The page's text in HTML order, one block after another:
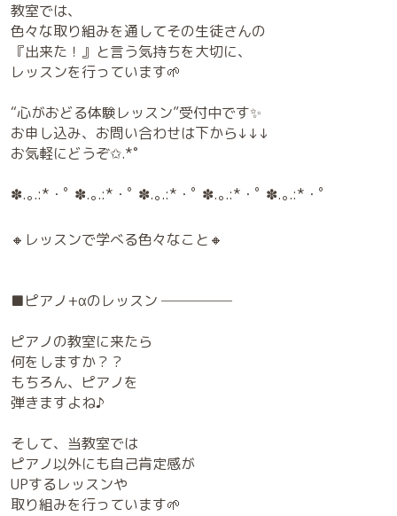
教室では、
色々な取り組みを通してその生徒さんの
『出来た！』と言う気持ちを大切に、
レッスンを行っています🌱
“心がおどる体験レッスン”受付中です✨
お申し込み、お問い合わせは下から↓↓↓
お気軽にどうぞ✩.*˚
✽.｡.:*・ﾟ ✽.｡.:*・ﾟ ✽.｡.:*・ﾟ ✽.｡.:*・ﾟ ✽.｡.:*・ﾟ
🔸レッスンで学べる色々なこと🔸
■ピアノ+‪α‬のレッスン ─────
ピアノの教室に来たら
何をしますか？？
もちろん、ピアノを
弾きますよね♪
そして、当教室では
ピアノ以外にも自己肯定感が
UPするレッスンや
取り組みを行っています🌱